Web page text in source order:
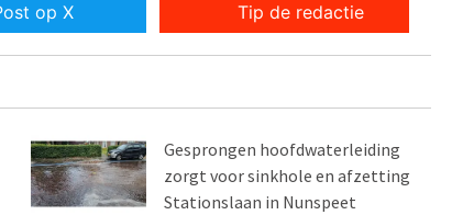
op X Tip de redactie
Gesprongen hoofdwaterleiding
zorgt voor sinkhole en afzetting
Stationslaan in Nunspeet